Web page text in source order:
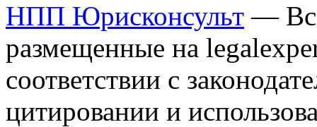
НПП Юрисконсульт —
размещенные на
соответствии с
цитировании и